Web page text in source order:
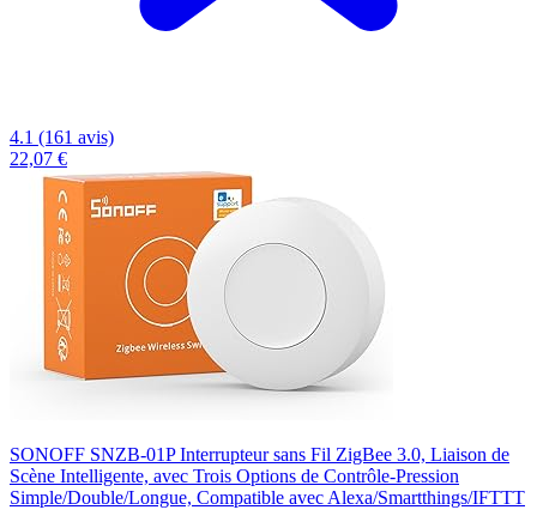
4.1 (161 avis)
22,07 €
SONOFF SNZB-01P Interrupteur sans Fil ZigBee 3.0, Liaison de
Scène Intelligente, avec Trois Options de Contrôle-Pression
Simple/Double/Longue, Compatible avec Alexa/Smartthings/IFTTT